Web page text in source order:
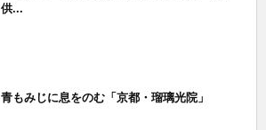
供...
青もみじに息をのむ「京都・瑠璃光院」